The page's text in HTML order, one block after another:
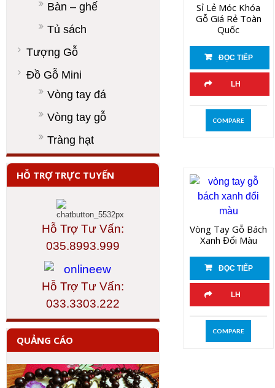
Sỉ Lẻ Móc Khóa
Gỗ Giá Rẻ Toàn
Quốc
ĐỌC TIẾP
LH
COMPARE
Vòng Tay Gỗ Bách
Xanh Đổi Màu
ĐỌC TIẾP
LH
COMPARE
Bàn – ghế
Tủ sách
Tượng Gỗ
Đồ Gỗ Mini
Vòng tay đá
Vòng tay gỗ
Tràng hạt
HỖ TRỢ TRỰC TUYẾN
Hỗ Trợ Tư Vấn:
035.8993.999
Hỗ Trợ Tư Vấn:
033.3303.222
QUẢNG CÁO